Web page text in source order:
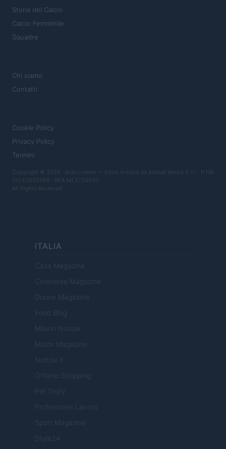
Storia del Calcio
Calcio Femminile
Squadre
Chi siamo
Contatti
Cookie Policy
Privacy Policy
Termini
Copyright © 2026 · Ilcalcionline — Edito in Italia da AdHub Media S.r.l. · P.IVA
13542920965 · REA MI 2729933
All Rights Reserved
ITALIA
Casa Magazine
Cineverse Magazine
Donne Magazine
Food Blog
Milano Notizie
Motor Magazine
Notizie.it
Offerte Shopping
Pet Story
Professione Lavoro
Sport Magazine
Style24